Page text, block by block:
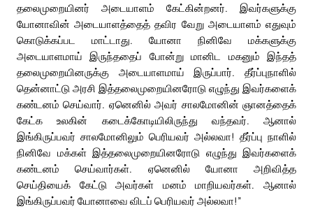
தலைமுறையினர் அடையாளம் கேட்கின்றனர். இவர்களுக்கு
யோனாவின் அடையாளத்தைத் தவிர வேறு அடையாளம் எதுவும்
கொடுக்கப்பட மாட்டாது. யோனா நினிவே மக்களுக்கு
அடையாளமாய் இருந்ததைப் போன்று மானிட மகனும் இந்தத்
தலைமுறையினருக்கு அடையாளமாய் இருப்பார். தீர்ப்புநாளில்
தென்னாட்டு அரசி இத்தலைமுறையினரோடு எழுந்து இவர்களைக்
கண்டனம் செய்வார். ஏனெனில் அவர் சாலமோனின் ஞானத்தைக்
கேட்க உலகின் கடைக்கோடியிலிருந்து வந்தவர். ஆனால்
இங்கிருப்பவர் சாலமோனிலும் பெரியவர் அல்லவா! தீர்ப்பு நாளில்
நினிவே மக்கள் இத்தலைமுறையினரோடு எழுந்து இவர்களைக்
கண்டனம் செய்வார்கள். ஏனெனில் யோனா அறிவித்த
செய்தியைக் கேட்டு அவர்கள் மனம் மாறியவர்கள். ஆனால்
இங்கிருப்பவர் யோனாவை விடப் பெரியவர் அல்லவா!”